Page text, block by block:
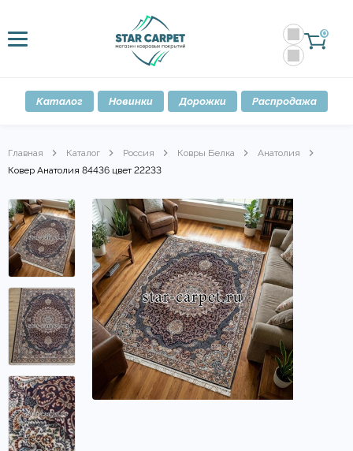
0
Каталог Новинки Дорожки Распродажа
Главная Каталог Россия Ковры Белка
Анатолия
Ковер Анатолия 84436 цвет 22233